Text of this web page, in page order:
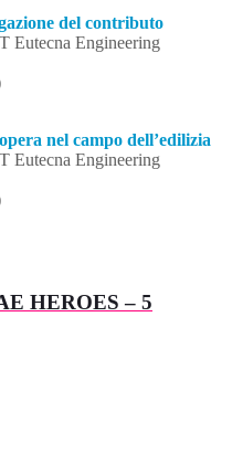
del contributo
Eutecna Engineering
nel campo dell’edilizia
Eutecna Engineering
HEROES – 5